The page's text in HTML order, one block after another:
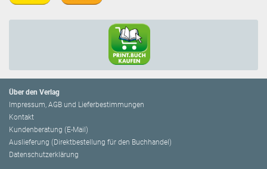
Über den Verlag
Impressum, AGB und Lieferbestimmungen
Kontakt
Kundenberatung (E-Mail)
Auslieferung (Direktbestellung für den Buchhandel)
Datenschutzerklärung